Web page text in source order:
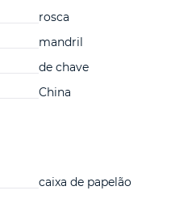
rosca
mandril
de chave
China
caixa de papelão